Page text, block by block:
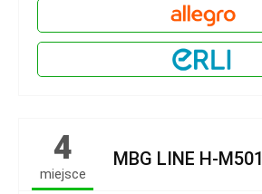
4
miejsce
MBG LINE H-M501